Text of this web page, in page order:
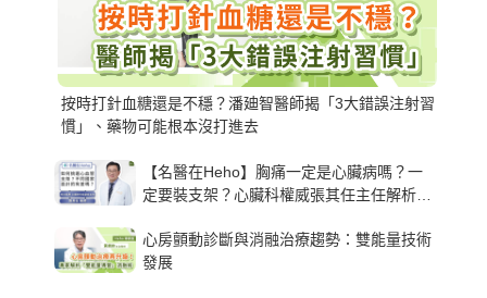
按時打針血糖還是不穩？潘廸智醫師揭「3大錯誤注射習
慣」、藥物可能根本沒打進去
【名醫在Heho】胸痛一定是心臟病嗎？一
定要裝支架？心臟科權威張其任主任解析支
心房顫動診斷與消融治療趨勢：雙能量技術
發展